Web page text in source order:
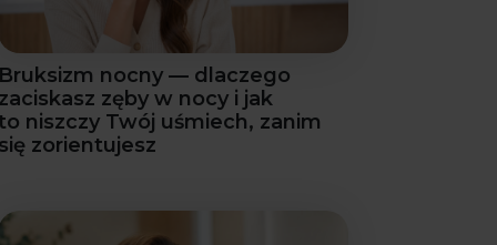
Bruksizm nocny — dlaczego
zaciskasz zęby w nocy i jak
niszczy Twój uśmiech, zanim
się zorientujesz